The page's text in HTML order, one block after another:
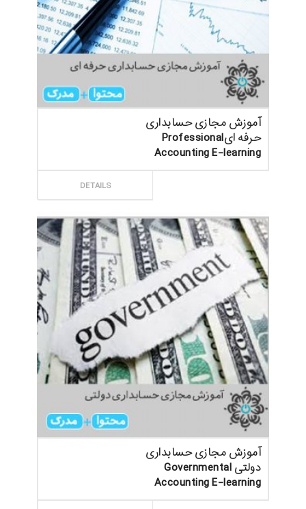
آموزش مجازی حسابداری
حرفه ایProfessional
Accounting E-learning
DETAILS
آموزش مجازی حسابداری
دولتی Governmental
Accounting E-learning